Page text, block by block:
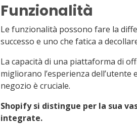
Funzionalità
Le funzionalità possono fare la
successo e uno che fatica a
La capacità di una piattaforma di
migliorano l’esperienza dell’utente
negozio è cruciale.
Shopify si distingue per la sua
integrate.